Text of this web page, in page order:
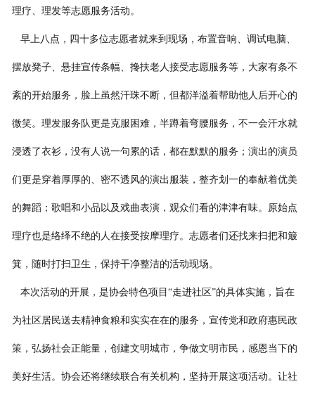
理疗、理发等志愿服务活动。
早上八点，四十多位志愿者就来到现场，布置音响、调试电脑、
摆放凳子、悬挂宣传条幅、搀扶老人接受志愿服务等，大家有条不
紊的开始服务，脸上虽然汗珠不断，但都洋溢着帮助他人后开心的
微笑。理发服务队更是克服困难，半蹲着弯腰服务，不一会汗水就
浸透了衣衫，没有人说一句累的话，都在默默的服务；演出的演员
们更是穿着厚厚的、密不透风的演出服装，整齐划一的奉献着优美
的舞蹈；歌唱和小品以及戏曲表演，观众们看的津津有味。原始点
理疗也是络绎不绝的人在接受按摩理疗。志愿者们还找来扫把和簸
箕，随时打扫卫生，保持干净整洁的活动现场。
本次活动的开展，是协会特色项目 “走进社区”的具体实施，旨在
为社区居民送去精神食粮和实实在在的服务，宣传党和政府惠民政
策，弘扬社会正能量，创建文明城市，争做文明市民，感恩当下的
美好生活。协会还将继续联合有关机构，坚持开展这项活动。让社